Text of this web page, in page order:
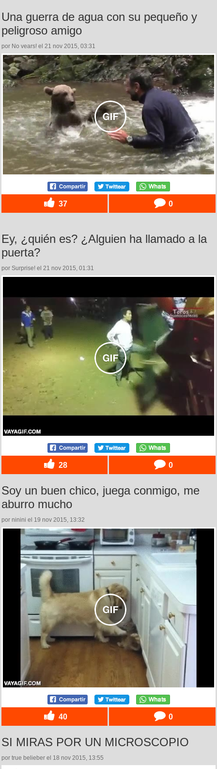
Una guerra de agua con su pequeño y
peligroso amigo
por No vears! el 21 nov 2015, 03:31
37 0
Ey, ¿quién es? ¿Alguien ha llamado a la
puerta?
por Surprise! el 21 nov 2015, 01:31
28 0
Soy un buen chico, juega conmigo, me
aburro mucho
por ninini el 19 nov 2015, 13:32
40 0
SI MIRAS POR UN MICROSCOPIO
por true belieber el 18 nov 2015, 13:55